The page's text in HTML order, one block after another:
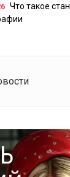
Что такое